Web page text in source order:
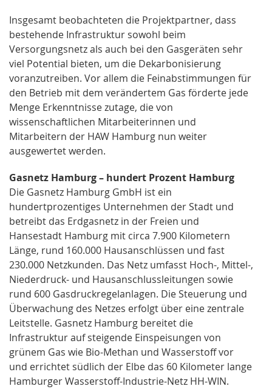
Insgesamt beobachteten die Projektpartner, dass
bestehende Infrastruktur sowohl beim
Versorgungsnetz als auch bei den Gasgeräten sehr
viel Potential bieten, um die Dekarbonisierung
voranzutreiben. Vor allem die Feinabstimmungen für
den Betrieb mit dem verändertem Gas förderte jede
Menge Erkenntnisse zutage, die von
wissenschaftlichen Mitarbeiterinnen und
Mitarbeitern der HAW Hamburg nun weiter
ausgewertet werden.
Gasnetz Hamburg – hundert Prozent Hamburg
Die Gasnetz Hamburg GmbH ist ein
hundertprozentiges Unternehmen der Stadt und
betreibt das Erdgasnetz in der Freien und
Hansestadt Hamburg mit circa 7.900 Kilometern
Länge, rund 160.000 Hausanschlüssen und fast
230.000 Netzkunden. Das Netz umfasst Hoch-, Mittel-,
Niederdruck- und Hausanschlussleitungen sowie
rund 600 Gasdruckregelanlagen. Die Steuerung und
Überwachung des Netzes erfolgt über eine zentrale
Leitstelle. Gasnetz Hamburg bereitet die
Infrastruktur auf steigende Einspeisungen von
grünem Gas wie Bio-Methan und Wasserstoff vor
und errichtet südlich der Elbe das 60 Kilometer lange
Hamburger Wasserstoff-Industrie-Netz HH-WIN.